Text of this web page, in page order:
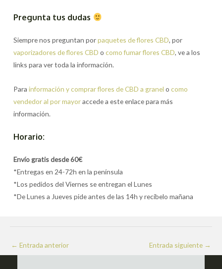
Pregunta tus dudas
Siempre nos preguntan porpaquetes de flores CBD, por
vaporizadores de flores CBD ocomo fumar flores CBD, ve a los
links para ver toda la información.
Parainformación y comprar flores de CBD a granel ocomo
vendedor al por mayoraccede a este enlace para más
información.
Horario:
Envío gratis desde 60€
*Entregas en 24-72h en la península
*Los pedidos del Viernes se entregan el Lunes
*De Lunes a Jueves pide antes de las 14h y recíbelo mañana
Navegación
de
← Entrada anterior Entrada siguiente →